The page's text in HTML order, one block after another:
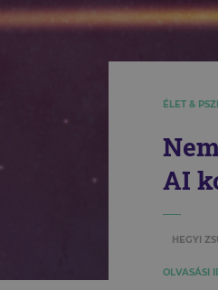
ÉLET &
AI
HEGYI
OLVASÁSI